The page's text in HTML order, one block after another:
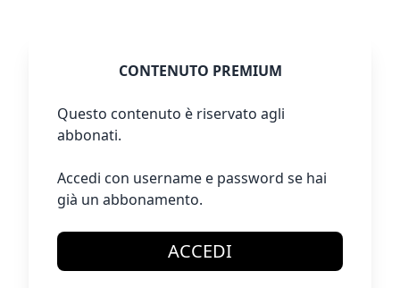
CONTENUTO PREMIUM
Questo contenuto è riservato agli
abbonati.
Accedi con username e password se hai
già un abbonamento.
ACCEDI